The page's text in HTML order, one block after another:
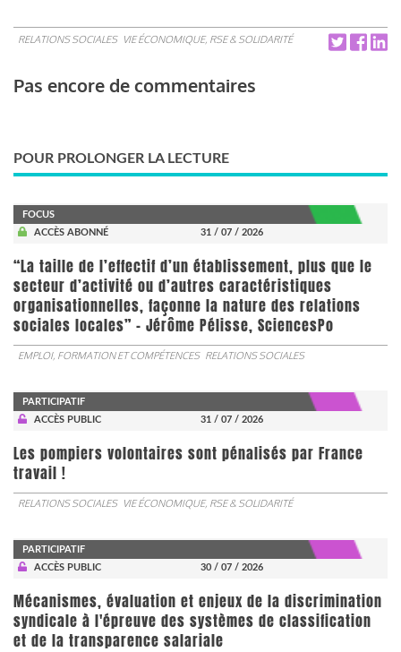
RELATIONS SOCIALES VIE ÉCONOMIQUE, RSE & SOLIDARITÉ
Pas encore de commentaires
POUR PROLONGER LA LECTURE
FOCUS
ACCÈS ABONNÉ
31 / 07 / 2026
“La taille de l’effectif d’un établissement, plus que le
secteur d’activité ou d’autres caractéristiques
organisationnelles, façonne la nature des relations
sociales locales” - Jérôme Pélisse, SciencesPo
EMPLOI, FORMATION ET COMPÉTENCES RELATIONS SOCIALES
PARTICIPATIF
ACCÈS PUBLIC
31 / 07 / 2026
Les pompiers volontaires sont pénalisés par France
travail !
RELATIONS SOCIALES VIE ÉCONOMIQUE, RSE & SOLIDARITÉ
PARTICIPATIF
ACCÈS PUBLIC
30 / 07 / 2026
Mécanismes, évaluation et enjeux de la discrimination
syndicale à l'épreuve des systèmes de classification
et de la transparence salariale